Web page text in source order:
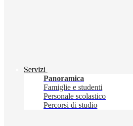
Servizi
Panoramica
Famiglie e studenti
Personale scolastico
Percorsi di studio